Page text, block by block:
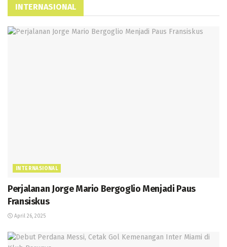
INTERNASIONAL
INTERNASIONAL
Perjalanan Jorge Mario Bergoglio Menjadi Paus
Fransiskus
April 26, 2025